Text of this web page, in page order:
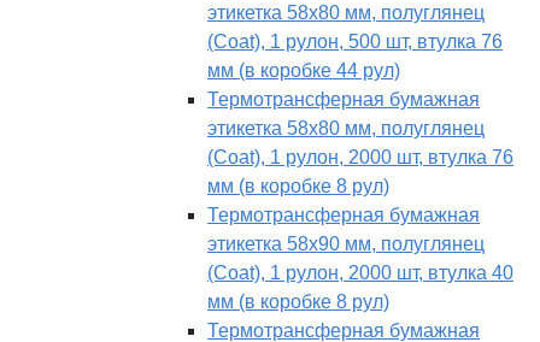
этикетка 58х80 мм, полуглянец
(Coat), 1 рулон, 500 шт, втулка 76
мм (в коробке 44 рул)
Термотрансферная бумажная
этикетка 58х80 мм, полуглянец
(Coat), 1 рулон, 2000 шт, втулка 76
мм (в коробке 8 рул)
Термотрансферная бумажная
этикетка 58х90 мм, полуглянец
(Coat), 1 рулон, 2000 шт, втулка 40
мм (в коробке 8 рул)
Термотрансферная бумажная